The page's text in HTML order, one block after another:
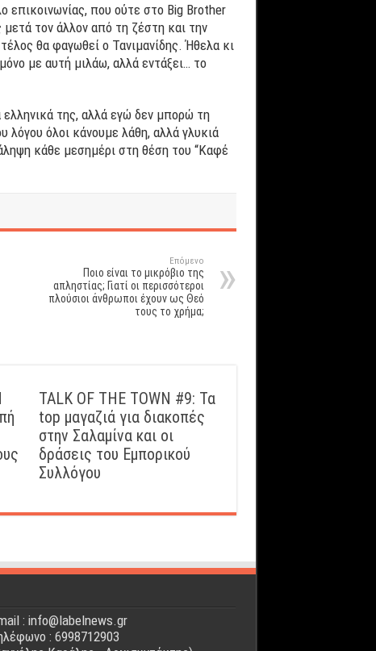
επικοινωνίας, που ούτε στο Big Brother
μετά τον άλλον από τη ζέστη και την
θα φαγωθεί ο Τανιμανίδης. Ήθελα κι
με αυτή μιλάω, αλλά εντάξει… το
της, αλλά εγώ δεν μπορώ τη
όλοι κάνουμε λάθη, αλλά γλυκιά
κάθε μεσημέρι στη θέση του “Καφέ
Επόμενο
Ποιο είναι το μικρόβιο της
απληστίας; Γιατί οι περισσότεροι
πλούσιοι άνθρωποι έχουν ως Θεό
τους το χρήμα;
TALK OF THE TOWN #9: Τα
top μαγαζιά για διακοπές
στην Σαλαμίνα και οι
δράσεις του Εμπορικού
Συλλόγου
: info@labelnews.gr
: 6998712903